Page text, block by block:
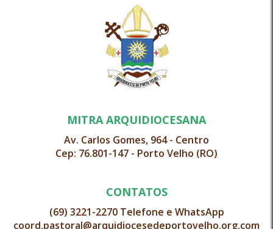
MITRA ARQUIDIOCESANA
Av. Carlos Gomes, 964 - Centro
Cep: 76.801-147 - Porto Velho (RO)
CONTATOS
(69) 3221-2270 Telefone e WhatsApp
coord.pastoral@arquidiocesedeportovelho.org.com